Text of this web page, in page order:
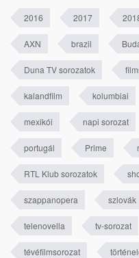
2016 2017
AXN brazil
Duna TV sorozatok
kalandfilm kolumbiai
mexikói napi sorozat
portugál Prime
RTL Klub sorozatok
szappanopera szlovák
telenovella tv-sorozat
tévéfilmsorozat